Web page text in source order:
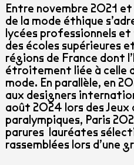
Entre novembre 2021
de la mode éthique
lycées professionnels et
des écoles supérieures
régions de France dont
étroitement liée à celle
mode. En parallèle, en
aux designers
août 2024 lors des Jeux
paralympiques, Paris
parures lauréates
rassemblées lors d’une